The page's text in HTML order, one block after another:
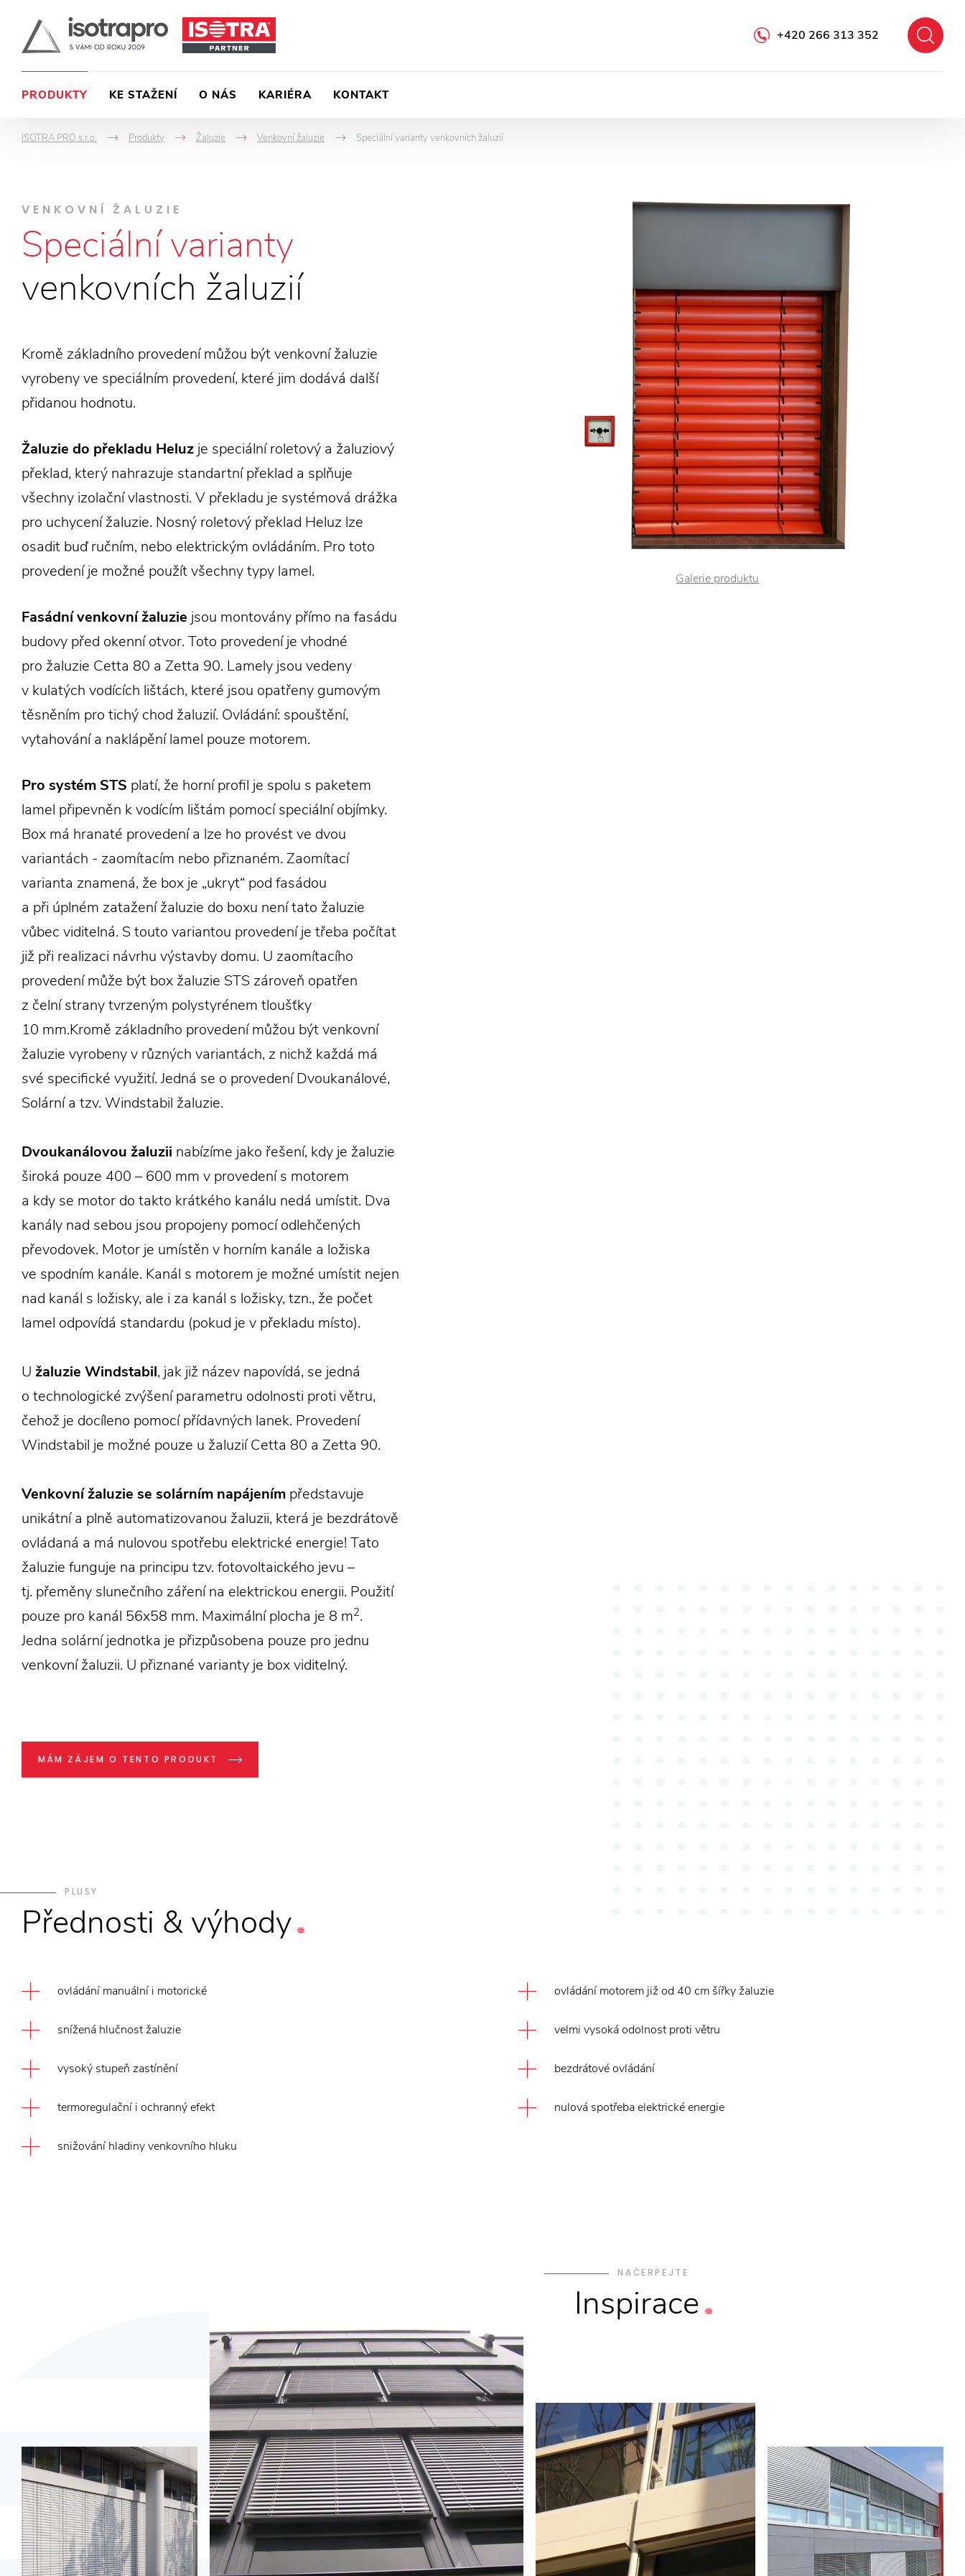
+420 266 313 352
PRODUKTY KE STAŽENÍ O NÁS KARIÉRA KONTAKT
ISOTRA PRO s.r.o.
->
Produkty
->
Žaluzie
->
Venkovní žaluzie
->
Speciální varianty venkovních žaluzií
VENKOVNÍ ŽALUZIE
Speciální varianty
venkovních žaluzií
Galerie produktu
Kromě základního provedení můžou být venkovní žaluzie
vyrobeny ve speciálním provedení, které jim dodává další
přidanou hodnotu.
Žaluzie do překladu Heluz je speciální roletový a žaluziový
překlad, který nahrazuje standartní překlad a splňuje
všechny izolační vlastnosti. V překladu je systémová drážka
pro uchycení žaluzie. Nosný roletový překlad Heluz lze
osadit buď ručním, nebo elektrickým ovládáním. Pro toto
provedení je možné použít všechny typy lamel.
Fasádní venkovní žaluzie jsou montovány přímo na fasádu
budovy před okenní otvor. Toto provedení je vhodné
pro žaluzie Cetta 80 a Zetta 90. Lamely jsou vedeny
v kulatých vodících lištách, které jsou opatřeny gumovým
těsněním pro tichý chod žaluzií. Ovládání: spouštění,
vytahování a naklápění lamel pouze motorem.
Pro systém STS platí, že horní profil je spolu s paketem
lamel připevněn k vodícím lištám pomocí speciální objímky.
Box má hranaté provedení a lze ho provést ve dvou
variantách - zaomítacím nebo přiznaném. Zaomítací
varianta znamená, že box je „ukryt“ pod fasádou
a při úplném zatažení žaluzie do boxu není tato žaluzie
vůbec viditelná. S touto variantou provedení je třeba počítat
již při realizaci návrhu výstavby domu. U zaomítacího
provedení může být box žaluzie STS zároveň opatřen
z čelní strany tvrzeným polystyrénem tloušťky
10 mm.Kromě základního provedení můžou být venkovní
žaluzie vyrobeny v různých variantách, z nichž každá má
své specifické využití. Jedná se o provedení Dvoukanálové,
Solární a tzv. Windstabil žaluzie.
Dvoukanálovou žaluzii nabízíme jako řešení, kdy je žaluzie
široká pouze 400 – 600 mm v provedení s motorem
a kdy se motor do takto krátkého kanálu nedá umístit. Dva
kanály nad sebou jsou propojeny pomocí odlehčených
převodovek. Motor je umístěn v horním kanále a ložiska
ve spodním kanále. Kanál s motorem je možné umístit nejen
nad kanál s ložisky, ale i za kanál s ložisky, tzn., že počet
lamel odpovídá standardu (pokud je v překladu místo).
U žaluzie Windstabil, jak již název napovídá, se jedná
o technologické zvýšení parametru odolnosti proti větru,
čehož je docíleno pomocí přídavných lanek. Provedení
Windstabil je možné pouze u žaluzií Cetta 80 a Zetta 90.
Venkovní žaluzie se solárním napájením představuje
unikátní a plně automatizovanou žaluzii, která je bezdrátově
ovládaná a má nulovou spotřebu elektrické energie! Tato
žaluzie funguje na principu tzv. fotovoltaického jevu –
tj. přeměny slunečního záření na elektrickou energii. Použití
pouze pro kanál 56x58 mm. Maximální plocha je 8 m2.
Jedna solární jednotka je přizpůsobena pouze pro jednu
venkovní žaluzii. U přiznané varianty je box viditelný.
MÁM ZÁJEM O TENTO PRODUKT
PLUSY
Přednosti &výhody
ovládání manuální i motorické
snížená hlučnost žaluzie
vysoký stupeň zastínění
termoregulační i ochranný efekt
snižování hladiny venkovního hluku
ovládání motorem již od 40 cm šířky žaluzie
velmi vysoká odolnost proti větru
bezdrátové ovládání
nulová spotřeba elektrické energie
NAČERPEJTE
Inspirace